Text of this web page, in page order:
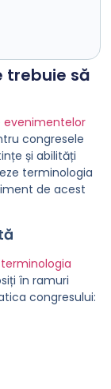
trebuie să
evenimentelor
congresele
și abilități
terminologia
de acest
terminologia
în ramuri
congresului: